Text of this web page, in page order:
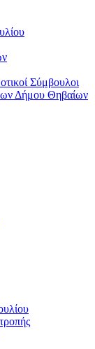
Σύμβουλοι
Δήμου Θηβαίων